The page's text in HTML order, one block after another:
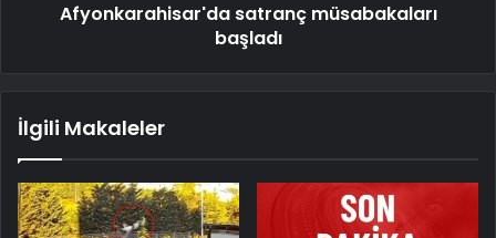
Afyonkarahisar'da satranç müsabakaları
başladı
İlgili Makaleler